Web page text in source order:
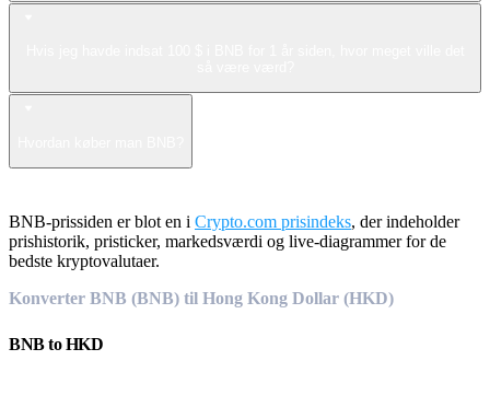
BNB-prissiden er blot en i Crypto.com prisindeks, der indeholder
prishistorik, pristicker, markedsværdi og live-diagrammer for de
bedste kryptovalutaer.
Konverter BNB (BNB) til Hong Kong Dollar (HKD)
BNBtoHKD